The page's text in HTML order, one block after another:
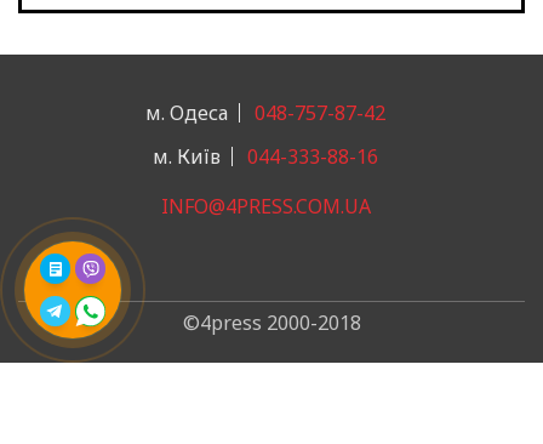
м. Одеса
048-757-87-42
м. Київ
044-333-88-16
INFO@4PRESS.COM.UA
©4press 2000-2018